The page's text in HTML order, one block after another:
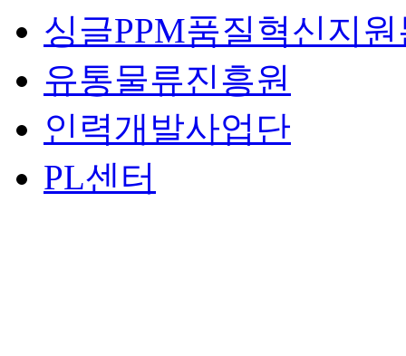
싱글PPM품질혁신지
유통물류진흥원
인력개발사업단
PL센터